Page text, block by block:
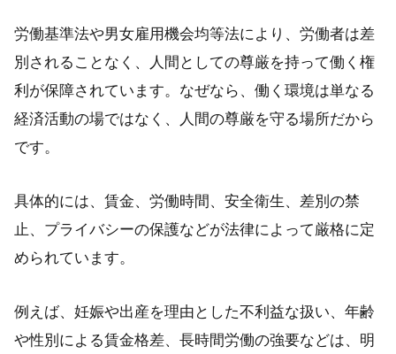
労働基準法や男女雇用機会均等法により、労働者は差
別されることなく、人間としての尊厳を持って働く権
利が保障されています。なぜなら、働く環境は単なる
経済活動の場ではなく、人間の尊厳を守る場所だから
です。
具体的には、賃金、労働時間、安全衛生、差別の禁
止、プライバシーの保護などが法律によって厳格に定
められています。
例えば、妊娠や出産を理由とした不利益な扱い、年齢
や性別による賃金格差、長時間労働の強要などは、明